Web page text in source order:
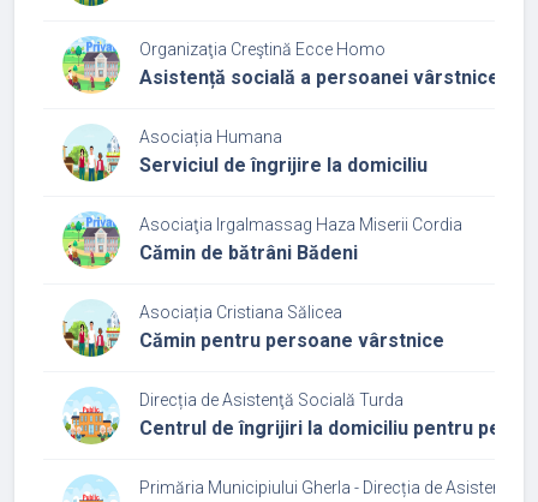
Organizaţia Creştină Ecce Homo
Asistență socială a persoanei vârstnice -
Asociația Humana
Serviciul de îngrijire la domiciliu
Asociaţia Irgalmassag Haza Miserii Cordia
Cămin de bătrâni Bădeni
Asociația Cristiana Sălicea
Cămin pentru persoane vârstnice
Direcția de Asistenţă Socială Turda
Centrul de îngrijiri la domiciliu pentru
Primăria Municipiului Gherla - Direcția de Asistenţă